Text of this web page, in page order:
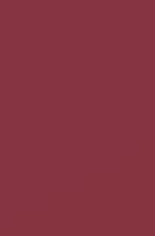
par
/home/
ce qui est utile
Exemple avec